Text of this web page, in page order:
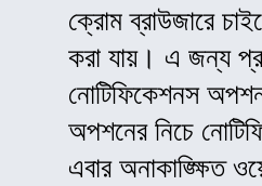
ক্রোম ব্রাউজারে
করা যায়। এ জন্য
নোটিফিকেশনস
অপশনের নিচে
এবার অনাকাঙ্ক্ষিত